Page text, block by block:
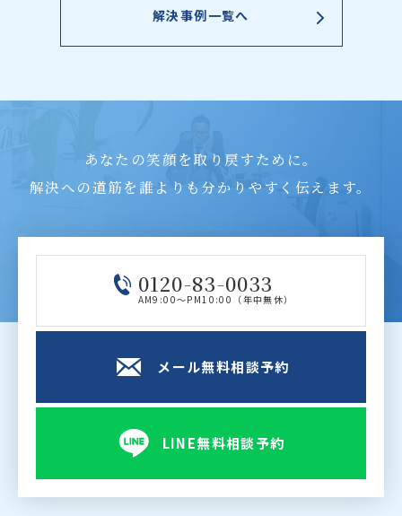
解決事例一覧へ
あなたの笑顔を取り戻すために。
解決への道筋を誰よりも分かりやすく伝えます。
0120-83-0033
AM9:00～PM10:00（年中無休）
メール無料相談予約
LINE無料相談予約